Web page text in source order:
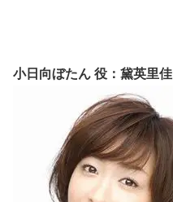
小日向ぼたん 役：黛英里佳